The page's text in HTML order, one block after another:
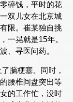
碎钱，平时的花
双儿女在北京城
限。崔某独自挑
一晃就是15年。
、寻医问药。
脑梗塞。同时，
腰椎间盘突出等
的工作忙，没时